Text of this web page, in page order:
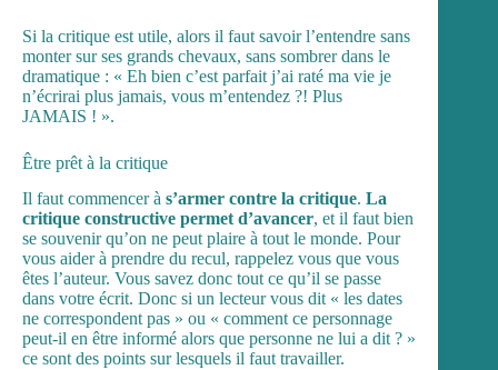
Si la critique est utile, alors il faut savoir l’entendre sans
monter sur ses grands chevaux, sans sombrer dans le
dramatique : « Eh bien c’est parfait j’ai raté ma vie je
n’écrirai plus jamais, vous m’entendez ?! Plus
JAMAIS ! ».
Être prêt à la critique
Il faut commencer à s’armer contre la critique. La
critique constructive permet d’avancer, et il faut bien
se souvenir qu’on ne peut plaire à tout le monde. Pour
vous aider à prendre du recul, rappelez vous que vous
êtes l’auteur. Vous savez donc tout ce qu’il se passe
dans votre écrit. Donc si un lecteur vous dit « les dates
ne correspondent pas » ou « comment ce personnage
peut-il en être informé alors que personne ne lui a dit ? »
ce sont des points sur lesquels il faut travailler.